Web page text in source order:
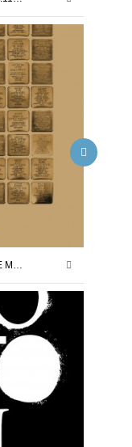
CADA NOMBRE IMPORTA | STOLPERSTEINE MADRID X DAVID CÁRDENAS | 12.09.25 – 11.10.25